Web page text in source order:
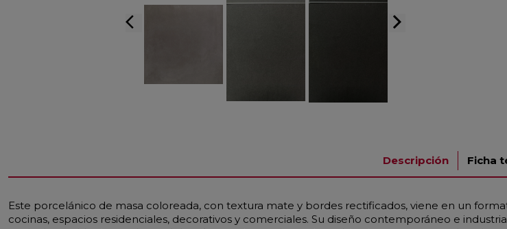
arrow_back_ios arrow_forward_ios
Descripción Ficha
Este porcelánico de masa coloreada, con textura mate y bordes rectificados, viene en un
cocinas, espacios residenciales, decorativos y comerciales. Su diseño contemporáneo e